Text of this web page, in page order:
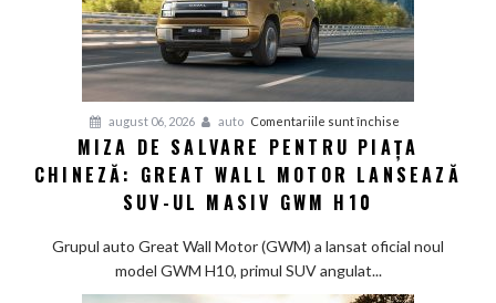
august 06, 2026 auto Comentariile sunt închise
Miza
de
piața
MIZA DE SALVARE PENTRU PIAȚA
CHINEZĂ: GREAT WALL MOTOR LANSEAZĂ
SUV-UL MASIV GWM H10
Grupul auto Great Wall Motor (GWM) a lansat oficial noul
model GWM H10, primul SUV angulat...